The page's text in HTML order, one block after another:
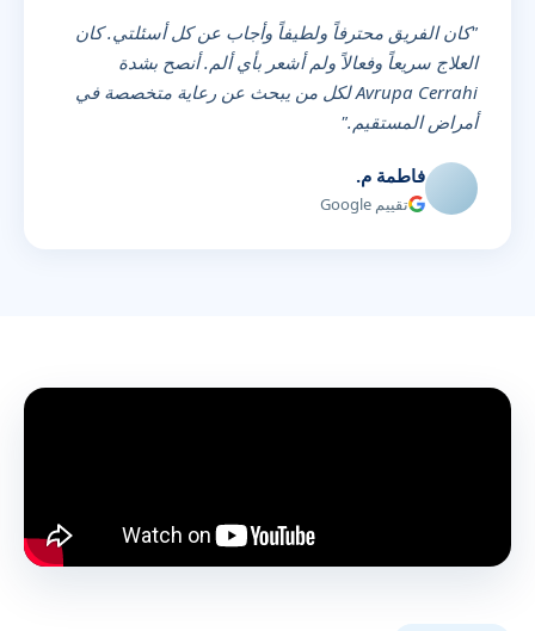
"كان الفريق محترفاً ولطيفاً وأجاب عن كل أسئلتي. كان
العلاج سريعاً وفعالاً ولم أشعر بأي ألم. أنصح بشدة
Avrupa Cerrahi لكل من يبحث عن رعاية متخصصة في
أمراض المستقيم."
فاطمة م.
تقييم Google